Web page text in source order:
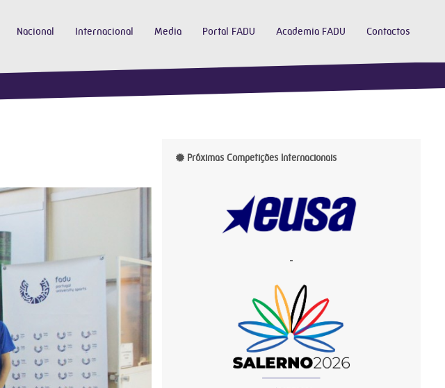
Nacional Internacional Media Portal FADU Academia FADU Contactos
Próximas Competições Internacionais
-